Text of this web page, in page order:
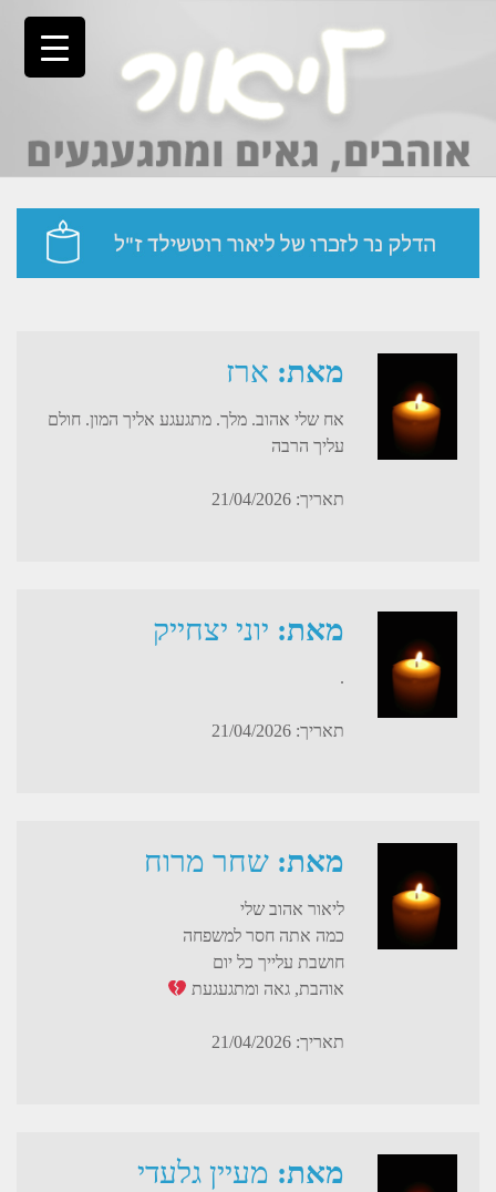
מאת: ארז
אח שלי אהוב. מלך. מתגעגע אליך המון. חולם
עליך הרבה
תאריך: 21/04/2026
מאת: יוני יצחייק
.
תאריך: 21/04/2026
מאת: שחר מרוח
ליאור אהוב שלי
כמה אתה חסר למשפחה
חושבת עלייך כל יום
אוהבת, גאה ומתגעגעת
תאריך: 21/04/2026
מאת: מעיין גלעדי